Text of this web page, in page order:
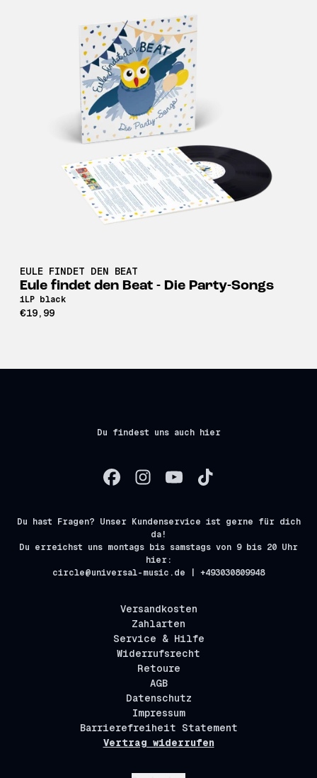
EULE FINDET DEN BEAT
Eule findet den Beat - Die Party-Songs
1LP black
€19,99
Du findest uns auch hier
Du hast Fragen? Unser Kundenservice ist gerne für dich
da!
Du erreichst uns montags bis samstags von 9 bis 20 Uhr
hier:
circle@universal-music.de | +493030809948
Versandkosten
Zahlarten
Service & Hilfe
Widerrufsrecht
Retoure
AGB
Datenschutz
Impressum
Barrierefreiheit Statement
Vertrag widerrufen